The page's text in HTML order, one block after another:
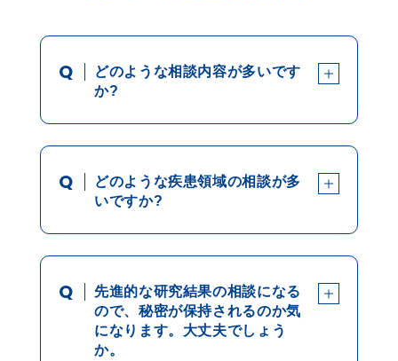
Q
どのような相談内容が多いです
か?
Q
どのような疾患領域の相談が多
いですか?
Q
先進的な研究結果の相談になる
ので、秘密が保持されるのか気
になります。大丈夫でしょう
か。